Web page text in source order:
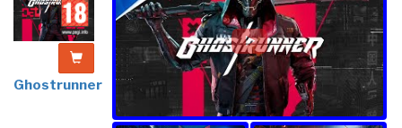
Ghostrunner